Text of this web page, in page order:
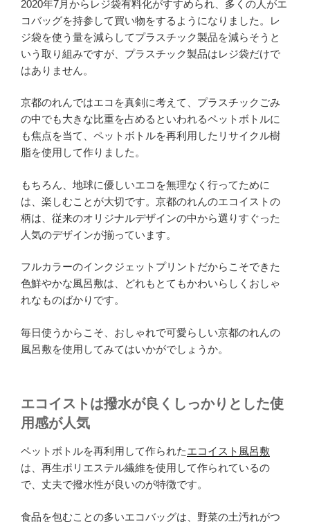
2020年7月からレジ袋有料化がすすめられ、多くの人がエ
コバッグを持参して買い物をするようになりました。レ
ジ袋を使う量を減らしてプラスチック製品を減らそうと
いう取り組みですが、プラスチック製品はレジ袋だけで
はありません。
京都のれんではエコを真剣に考えて、プラスチックごみ
の中でも大きな比重を占めるといわれるペットボトルに
も焦点を当て、ペットボトルを再利用したリサイクル樹
脂を使用して作りました。
もちろん、地球に優しいエコを無理なく行ってために
は、楽しむことが大切です。京都のれんのエコイストの
柄は、従来のオリジナルデザインの中から選りすぐった
人気のデザインが揃っています。
フルカラーのインクジェットプリントだからこそできた
色鮮やかな風呂敷は、どれもとてもかわいらしくおしゃ
れなものばかりです。
毎日使うからこそ、おしゃれで可愛らしい京都のれんの
風呂敷を使用してみてはいかがでしょうか。
エコイストは撥水が良くしっかりとした使
用感が人気
ペットボトルを再利用して作られたエコイスト風呂敷
は、再生ポリエステル繊維を使用して作られているの
で、丈夫で撥水性が良いのが特徴です。
食品を包むことの多いエコバッグは、野菜の土汚れがつ